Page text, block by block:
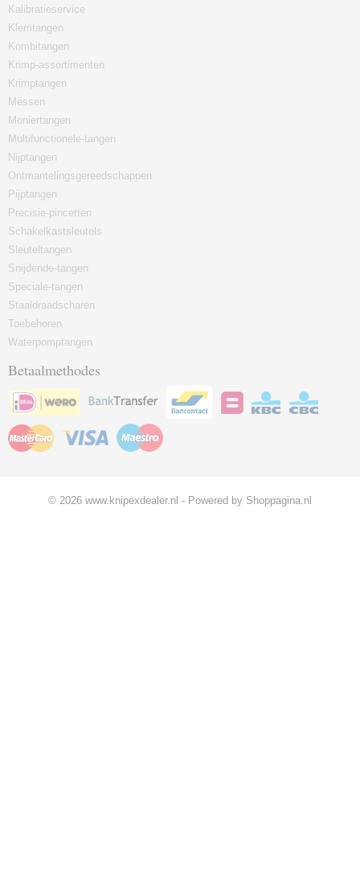
Kalibratieservice
Klemtangen
Kombitangen
Krimp-assortimenten
Krimptangen
Messen
Moniertangen
Multifunctionele-tangen
Nijptangen
Ontmantelingsgereedschappen
Pijptangen
Precisie-pincetten
Schakelkastsleutels
Sleuteltangen
Snijdende-tangen
Speciale-tangen
Staaldraadscharen
Toebehoren
Waterpomptangen
Betaalmethodes
© 2026 www.knipexdealer.nl - Powered by Shoppagina.nl